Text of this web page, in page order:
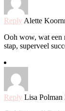
Reply Alette
Ooh wow, wat een
stap, superveel
Reply Lisa Polman